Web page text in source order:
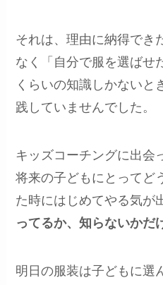
それは、理由に納得でき
なく「自分で服を選ばせ
くらいの知識しかないと
践していませんでした。
キッズコーチングに出会
将来の子どもにとってど
た時にはじめてやる気が
ってるか、知らないかだ
明日の服装は子どもに選